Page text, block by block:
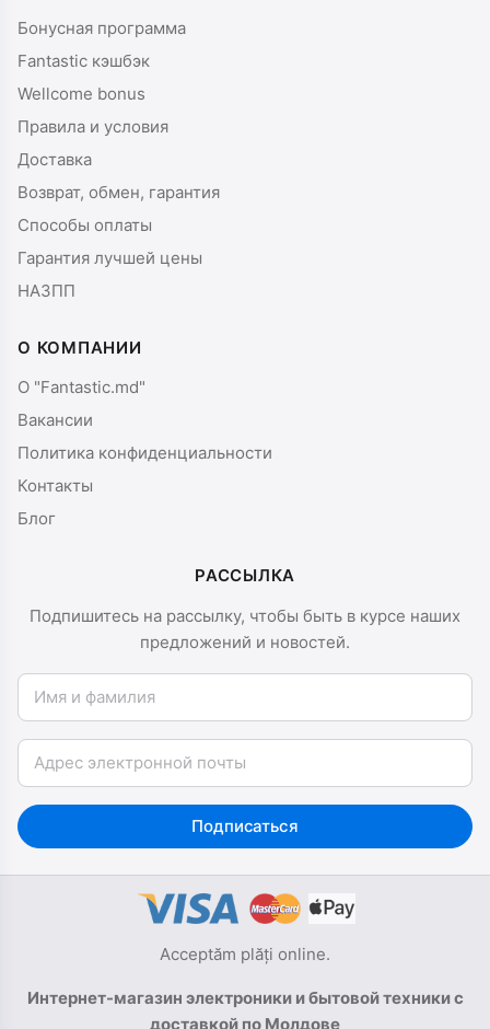
Бонусная программа
Fantastic кэшбэк
Wellcome bonus
Правила и условия
Доставка
Возврат, обмен, гарантия
Способы оплаты
Гарантия лучшей цены
НАЗПП
О КОМПАНИИ
О "Fantastic.md"
Вакансии
Политика конфиденциальности
Контакты
Блог
РАССЫЛКА
Подпишитесь на рассылку, чтобы быть в курсе наших
предложений и новостей.
Имя и фамилия
Email
Подписаться
Acceptăm plăți online.
Интернет-магазин электроники и бытовой техники с
доставкой по Молдове